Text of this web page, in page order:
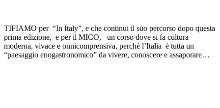
TIFIAMO per “In Italy”, e che continui il suo percorso dopo questa
prima edizione, e per il MICO, un corso dove si fa cultura
moderna, vivace e onnicomprensiva, perché l’Italia è tutta un
“paesaggio enogastronomico” da vivere, conoscere e assaporare…